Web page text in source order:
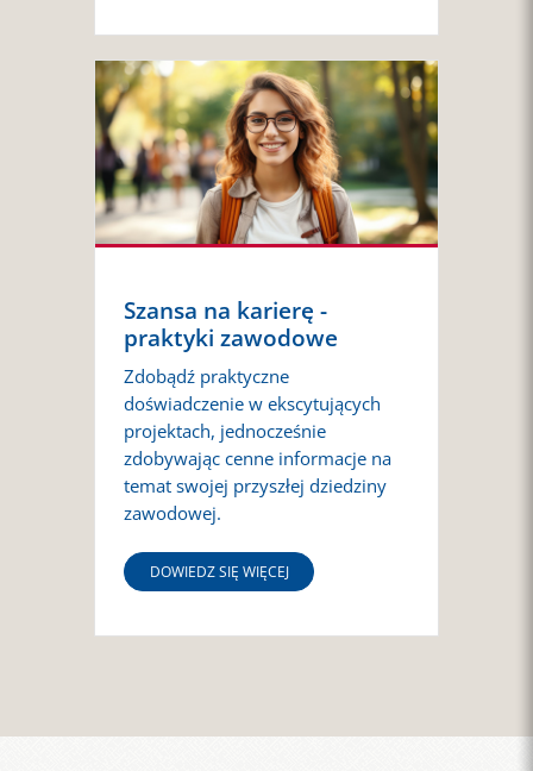
Szansa na karierę -
praktyki zawodowe
Zdobądź praktyczne
doświadczenie w ekscytujących
projektach, jednocześnie
zdobywając cenne informacje na
temat swojej przyszłej dziedziny
zawodowej.
DOWIEDZ SIĘ WIĘCEJ